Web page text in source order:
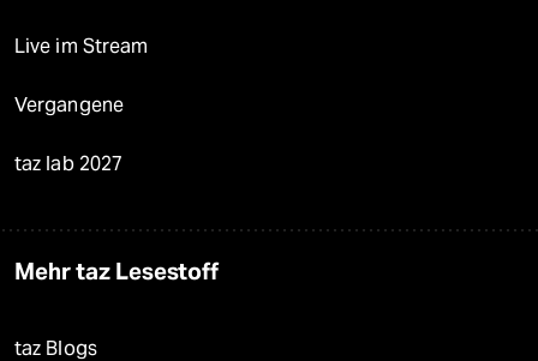
Live im Stream
Vergangene
taz lab 2027
Mehr taz Lesestoff
taz Blogs